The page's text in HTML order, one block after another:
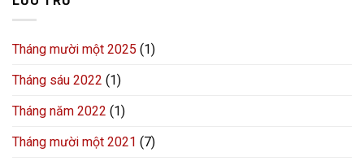
Tháng mười một 2025 (1)
Tháng sáu 2022 (1)
Tháng năm 2022 (1)
Tháng mười một 2021 (7)